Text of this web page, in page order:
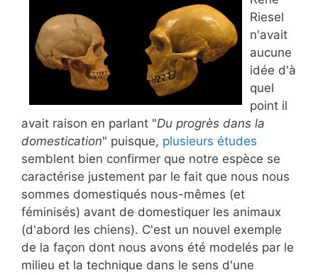
Riesel
n'avait
aucune
idée d'à
quel
point il
avait raison en parlant "Du progrès dans la
domestication" puisque, plusieurs études
semblent bien confirmer que notre espèce se
caractérise justement par le fait que nous nous
sommes domestiqués nous-mêmes (et
féminisés) avant de domestiquer les animaux
(d'abord les chiens). C'est un nouvel exemple
de la façon dont nous avons été modelés par le
milieu et la technique dans le sens d'une